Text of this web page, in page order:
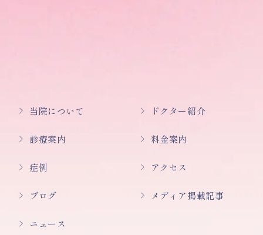
当院について ドクター紹介
診療案内 料金案内
症例 アクセス
ブログ メディア掲載記事
ニュース